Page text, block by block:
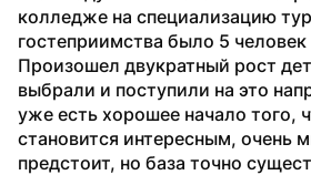
колледже на специализацию
гостеприимства было 5
Произошел двукратный рост
выбрали и поступили на это
уже есть хорошее начало того,
становится интересным, очень
предстоит, но база точно